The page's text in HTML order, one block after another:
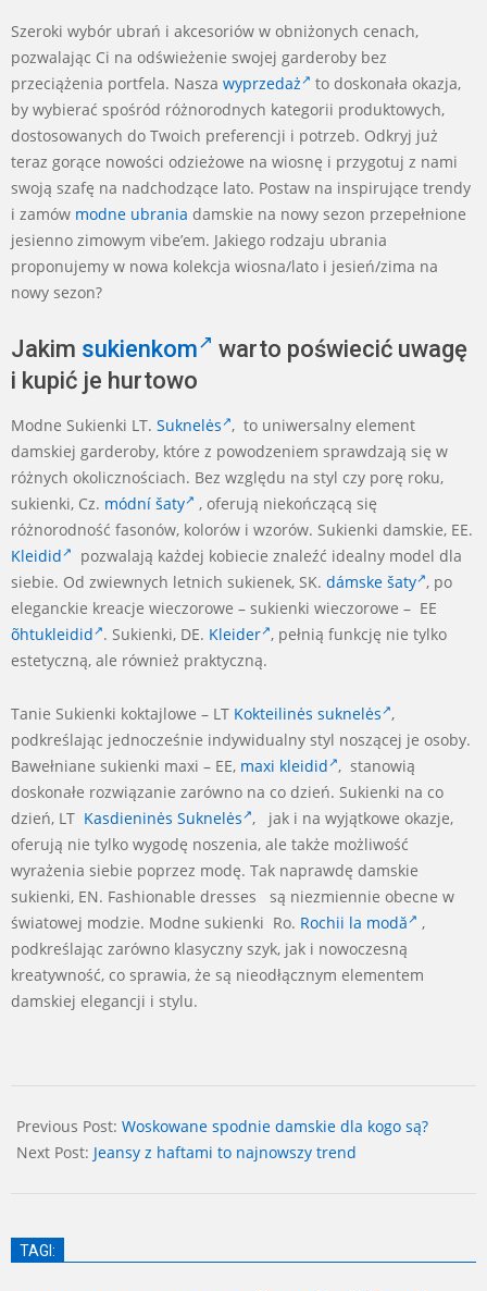
Szeroki wybór ubrań i akcesoriów w obniżonych cenach,
pozwalając Ci na odświeżenie swojej garderoby bez
przeciążenia portfela. Nasza wyprzedaż
to doskonała okazja,
by wybierać spośród różnorodnych kategorii produktowych,
dostosowanych do Twoich preferencji i potrzeb. Odkryj już
teraz gorące nowości odzieżowe na wiosnę i przygotuj z nami
swoją szafę na nadchodzące lato. Postaw na inspirujące trendy
i zamów modne ubrania damskie na nowy sezon przepełnione
jesienno zimowym vibe’em. Jakiego rodzaju ubrania
proponujemy w nowa kolekcja wiosna/lato i jesień/zima na
nowy sezon?
Jakim sukienkom
warto poświecić uwagę
i kupić je hurtowo
Modne Sukienki LT. Suknelės , to uniwersalny element
damskiej garderoby, które z powodzeniem sprawdzają się w
różnych okolicznościach. Bez względu na styl czy porę roku,
sukienki, Cz. módní šaty
, oferują niekończącą się
różnorodność fasonów, kolorów i wzorów. Sukienki damskie, EE.
Kleidid
pozwalają każdej kobiecie znaleźć idealny model dla
siebie. Od zwiewnych letnich sukienek, SK. dámske šaty , po
eleganckie kreacje wieczorowe – sukienki wieczorowe – EE
õhtukleidid . Sukienki, DE. Kleider , pełnią funkcję nie tylko
estetyczną, ale również praktyczną.
Tanie Sukienki koktajlowe – LT Kokteilinės suknelės ,
podkreślając jednocześnie indywidualny styl noszącej je osoby.
Bawełniane sukienki maxi – EE, maxi kleidid , stanowią
doskonałe rozwiązanie zarówno na co dzień. Sukienki na co
dzień, LT Kasdieninės Suknelės , jak i na wyjątkowe okazje,
oferują nie tylko wygodę noszenia, ale także możliwość
wyrażenia siebie poprzez modę. Tak naprawdę damskie
sukienki, EN. Fashionable dresses są niezmiennie obecne w
światowej modzie. Modne sukienki Ro. Rochii la modă
,
podkreślając zarówno klasyczny szyk, jak i nowoczesną
kreatywność, co sprawia, że są nieodłącznym elementem
damskiej elegancji i stylu.
06-
03
Previous Post: Woskowane spodnie damskie dla kogo są?
Next Post: Jeansy z haftami to najnowszy trend
TAGI: